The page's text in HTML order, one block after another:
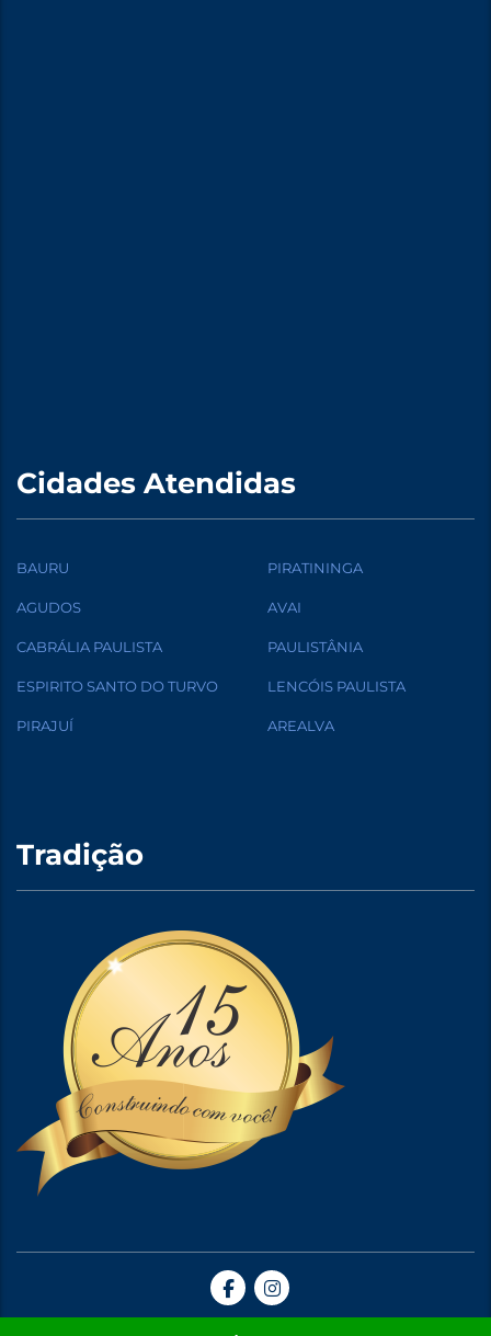
Cidades Atendidas
BAURU PIRATININGA
AGUDOS AVAI
CABRÁLIA PAULISTA PAULISTÂNIA
ESPIRITO SANTO DO TURVO LENCÓIS PAULISTA
PIRAJUÍ AREALVA
Tradição